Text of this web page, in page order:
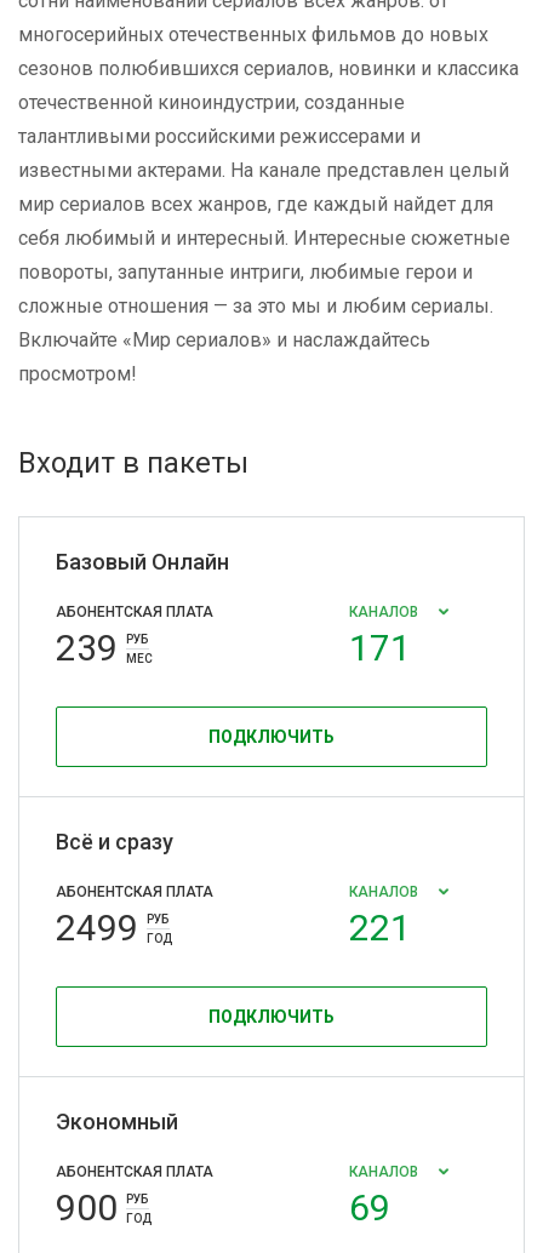
многосерийных отечественных фильмов до новых
сезонов полюбившихся сериалов, новинки и классика
отечественной киноиндустрии, созданные
талантливыми российскими режиссерами и
известными актерами. На канале представлен целый
мир сериалов всех жанров, где каждый найдет для
себя любимый и интересный. Интересные сюжетные
повороты, запутанные интриги, любимые герои и
сложные отношения — за это мы и любим сериалы.
Включайте «Мир сериалов» и наслаждайтесь
просмотром!
Входит в пакеты
Базовый Онлайн
АБОНЕНТСКАЯ ПЛАТА
239
РУБ
МЕС
КАНАЛОВ
171
ПОДКЛЮЧИТЬ
Всё и сразу
АБОНЕНТСКАЯ ПЛАТА
2499
РУБ
ГОД
КАНАЛОВ
221
ПОДКЛЮЧИТЬ
Экономный
АБОНЕНТСКАЯ ПЛАТА
900
РУБ
ГОД
КАНАЛОВ
69